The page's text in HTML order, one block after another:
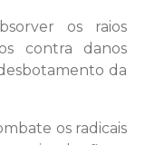
os raios
contra danos
da
os radicais